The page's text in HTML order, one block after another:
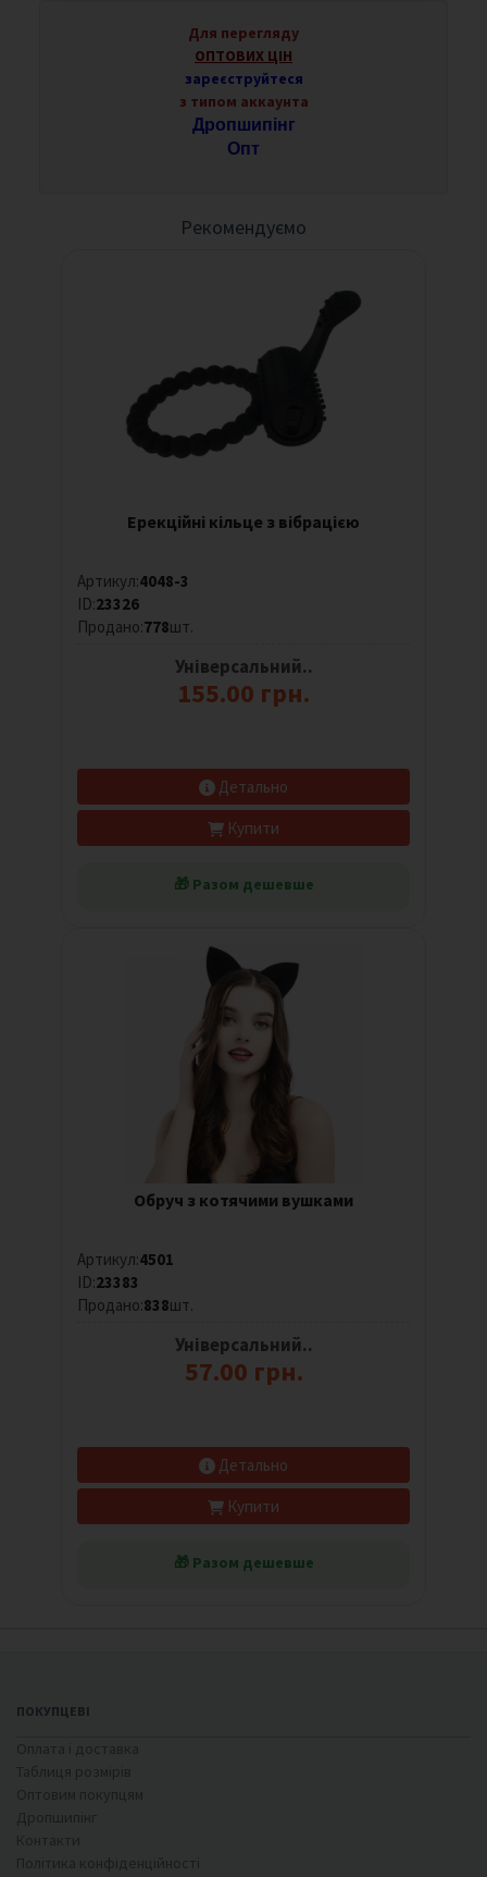
Для перегляду
ОПТОВИХ ЦІН
зареєструйтеся
з типом аккаунта
Дропшипінг
Опт
Рекомендуємо
Ерекційні кільце з вібрацією
Артикул:4048-3
ID:23326
Продано:778шт.
Універсальний..
155.00 грн.
Детально
Купити
🎁 Разом дешевше
Обруч з котячими вушками
Артикул:4501
ID:23383
Продано:838шт.
Універсальний..
57.00 грн.
Детально
Купити
🎁 Разом дешевше
ПОКУПЦЕВІ